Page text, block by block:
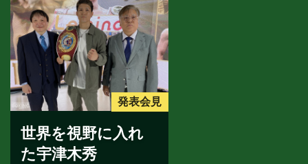
発表会見
世界を視野に入れ
た宇津木秀